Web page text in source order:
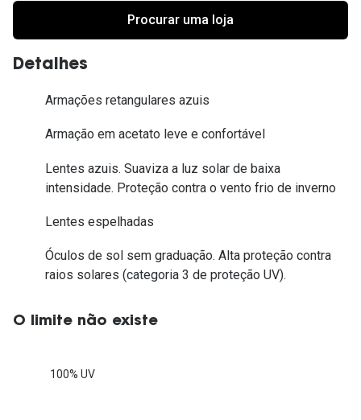
Procurar uma loja
Detalhes
Armações retangulares azuis
Armação em acetato leve e confortável
Lentes azuis. Suaviza a luz solar de baixa
intensidade. Proteção contra o vento frio de inverno
Lentes espelhadas
Óculos de sol sem graduação. Alta proteção contra
raios solares (categoria 3 de proteção UV).
O limite não existe
100% UV